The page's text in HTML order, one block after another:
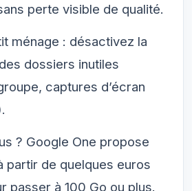
perte visible de qualité.
ménage : désactivez la
dossiers inutiles
captures d’écran
? Google One propose
partir de quelques euros
passer à 100 Go ou plus.